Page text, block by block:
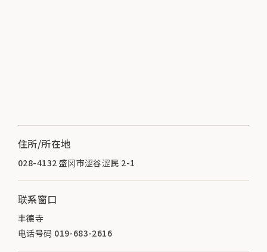
住所/所在地
028-4132 盛冈市涩谷涩民 2-1
联系窗口
丰德寺
电话号码 019-683-2616